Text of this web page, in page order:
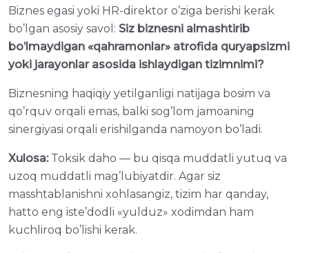
Biznes egasi yoki HR-direktor o’ziga berishi kerak
bo’lgan asosiy savol: Siz biznesni almashtirib
bo’lmaydigan «qahramonlar» atrofida quryapsizmi
yoki jarayonlar asosida ishlaydigan tizimnimi?
Biznesning haqiqiy yetilganligi natijaga bosim va
qo’rquv orqali emas, balki sog’lom jamoaning
sinergiyasi orqali erishilganda namoyon bo’ladi.
Xulosa:Toksik daho — bu qisqa muddatli yutuq va
uzoq muddatli mag’lubiyatdir. Agar siz
masshtablanishni xohlasangiz, tizim har qanday,
hatto eng iste’dodli «yulduz» xodimdan ham
kuchliroq bo’lishi kerak.